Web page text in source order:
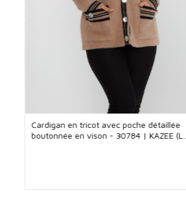
Cardigan en tricot avec poche détaillée
boutonnée en vison - 30784 | KAZEE (Lot